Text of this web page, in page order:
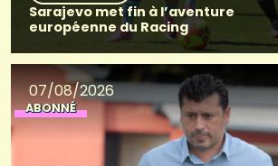
Sarajevo met fin à l’aventure
européenne du Racing
07/08/2026
ABONNÉ